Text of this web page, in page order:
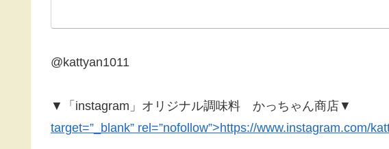
@kattyan1011
▼「instagram」オリジナル調味料 かっちゃん商店▼
target=”_blank” rel=”nofollow”>https://www.instagram.com/